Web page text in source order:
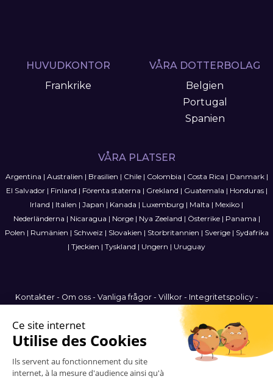
HUVUDKONTOR
Frankrike
VÅRA DOTTERBOLAG
Belgien
Portugal
Spanien
VÅRA PLATSER
Argentina | Australien | Brasilien | Chile| Colombia | Costa Rica | Danmark|
El Salvador| Finland | Förenta staterna | Grekland | Guatemala | Honduras|
Irland | Italien | Japan | Kanada | Luxemburg | Malta | Mexiko |
Nederländerna | Nicaragua | Norge| Nya Zeeland | Österrike| Panama |
Polen | Rumänien | Schweiz | Slovakien | Storbritannien | Sverige| Sydafrika
| Tjeckien | Tyskland | Ungern | Uruguay
Kontakter- Om oss- Vanliga frågor- Villkor- Integritetspolicy-